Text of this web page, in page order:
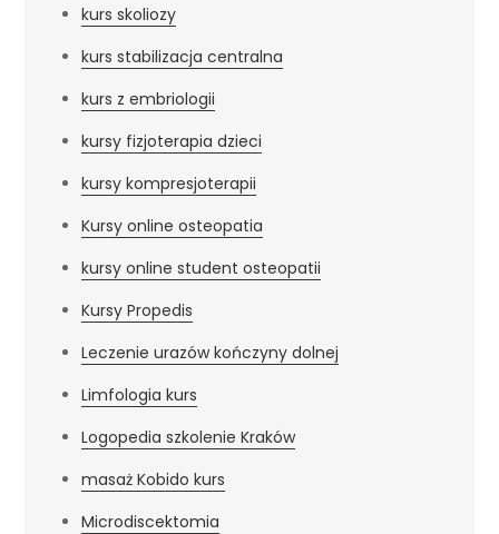
kurs skoliozy
kurs stabilizacja centralna
kurs z embriologii
kursy fizjoterapia dzieci
kursy kompresjoterapii
Kursy online osteopatia
kursy online student osteopatii
Kursy Propedis
Leczenie urazów kończyny dolnej
Limfologia kurs
Logopedia szkolenie Kraków
masaż Kobido kurs
Microdiscektomia